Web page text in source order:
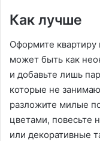
Как лучше
Оформите
может быть как
и добавьте лишь
которые не
разложите милые
цветами, повесьте
или декоративные